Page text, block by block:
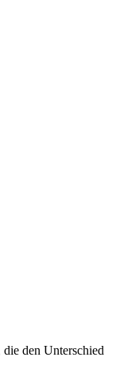
den Unterschied